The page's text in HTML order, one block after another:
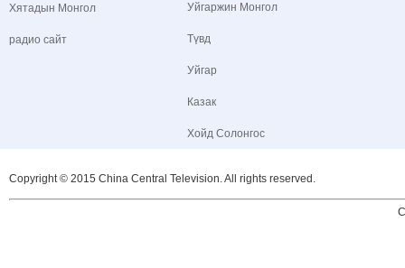
Хятадын Монгол
радио сайт
Уйгаржин Монгол
Түвд
Уйгар
Казак
Хойд Солонгос
Copyright © 2015 China Central Television. All rights reserved.